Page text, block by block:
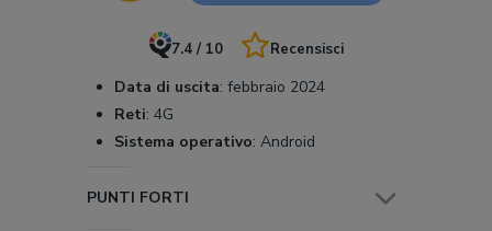
7.4 / 10 Recensisci
Data di uscita: febbraio 2024
Reti: 4G
Sistema operativo: Android
PUNTI FORTI